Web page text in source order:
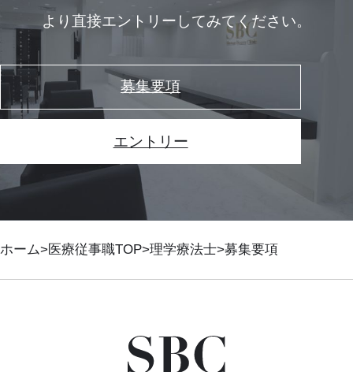
より直接エントリーしてみてください。
募集要項
エントリー
ホーム 医療従事職TOP 理学療法士 募集要項